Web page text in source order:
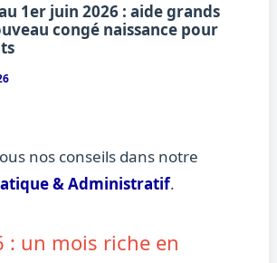
1er juin 2026 : aide grands
congé naissance pour
nos conseils dans notre
& Administratif.
: un mois riche en